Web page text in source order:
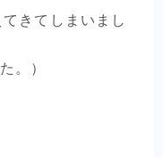
きてしまいまし
。）